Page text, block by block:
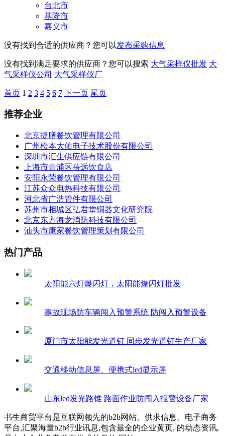
台北市
基隆市
嘉义市
没有找到合适的供应商？您可以发布采购信息
没有找到满足要求的供应商？您可以搜索 大气采样仪批发 大
气采样仪公司 大气采样仪厂
首页 1 2 3 4 5 6 7 下一页 尾页
推荐企业
北京捷膳餐饮管理有限公司
广州松本大佑电子技术股份有限公司
深圳市汇生供应链有限公司
上海市青浦区蓓远饮食店
安阳永荣餐饮管理有限公司
江苏众众电热科技有限公司
河北省广浩管件有限公司
苏州市相城区弘君堂铜器文化研究院
北京东方海龙消防科技有限公司
汕头市康家餐饮管理策划有限公司
热门产品
太阳能六灯爆闪灯，太阳能爆闪灯批发
事故现场防车辆闯入预警系统 防闯入预警设备
厦门市太阳能发光道钉 同步发光道钉生产厂家
交通移动信息屏、便携式led显示屏
山东led发光路锥 路面作业防闯入报警设备厂家
书生商贸平台是互联网领先的b2b网站、供求信息、电子商务
平台,汇聚海量b2b行业讯息,包含最全的企业黄页, 的动态资讯,